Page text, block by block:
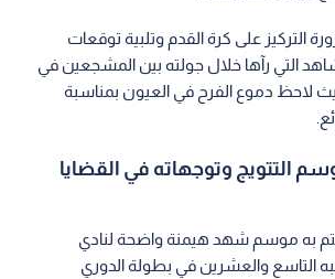
التركيز على كرة القدم وتلبية توقعات
التي رآها خلال جولته بين المشجعين في
لاحظ دموع الفرح في العيون بمناسبة
التتويج وتوجهاته في القضايا
به موسم شهد هيمنة واضحة لنادي
التاسع والعشرين في بطولة الدوري